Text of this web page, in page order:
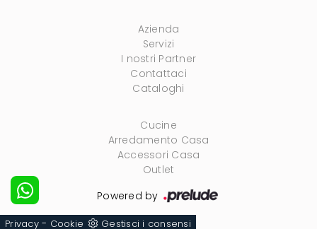
Azienda
Servizi
I nostri Partner
Contattaci
Cataloghi
Cucine
Arredamento Casa
Accessori Casa
Outlet
Powered by
Privacy- Cookie Gestisci i consensi